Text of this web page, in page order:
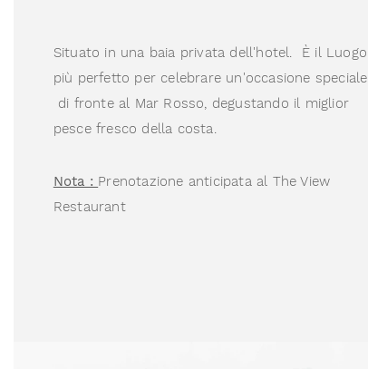
Situato in una baia privata dell'hotel. È il Luogo
più perfetto per celebrare un'occasione speciale
di fronte al Mar Rosso, degustando il miglior
pesce fresco della costa.
Nota : Prenotazione anticipata al The View
Restaurant